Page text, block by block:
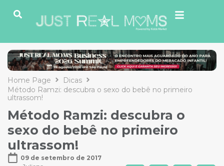
Home Page
Dicas
Método Ramzi: descubra o sexo do bebê no primeiro
ultrassom!
Método Ramzi: descubra o
sexo do bebê no primeiro
ultrassom!
09 de setembro de 2017